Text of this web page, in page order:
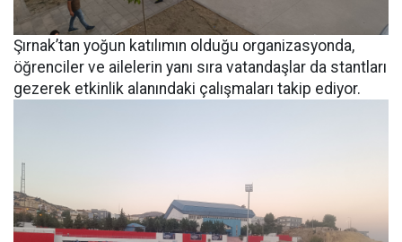
Şırnak’tan yoğun katılımın olduğu organizasyonda,
öğrenciler ve ailelerin yanı sıra vatandaşlar da stantları
gezerek etkinlik alanındaki çalışmaları takip ediyor.